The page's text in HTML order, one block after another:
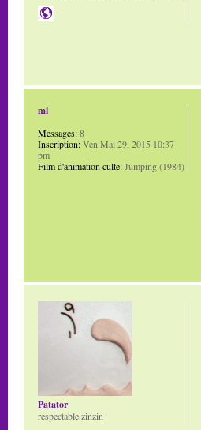
ml
Messages:8
Inscription:Ven Mai 29, 2015 10:37
pm
Film d'animation culte:Jumping (1984)
Patator
respectable zinzin